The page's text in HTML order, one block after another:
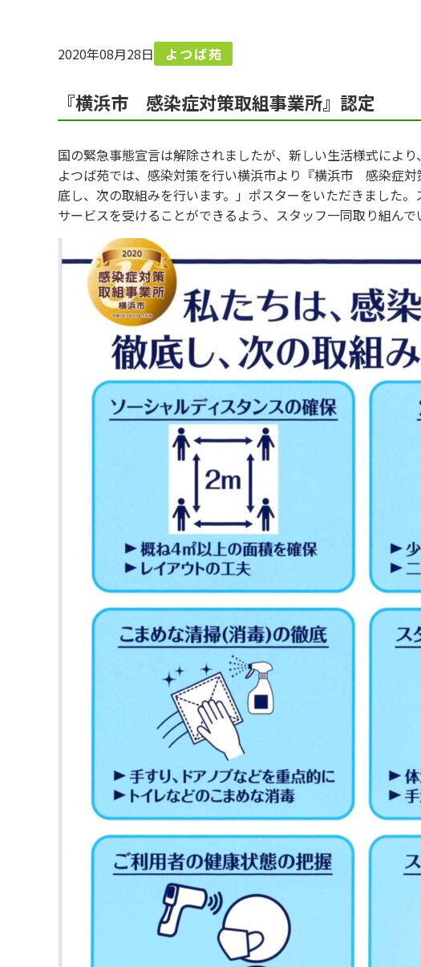
2020年08月28日 よつば苑
『横浜市 感染症対策取組事業所』認定
国の緊急事態宣言は解除されましたが、新しい生活様式によ
よつば苑では、感染対策を行い横浜市より『横浜市 感染症
底し、次の取組みを行います。」ポスターをいただきました
サービスを受けることができるよう、スタッフ一同取り組んで